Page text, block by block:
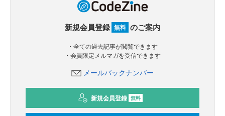
新規会員登録 無料 のご案内
・全ての過去記事が閲覧できます
・会員限定メルマガを受信できます
メールバックナンバー
新規会員登録 無料